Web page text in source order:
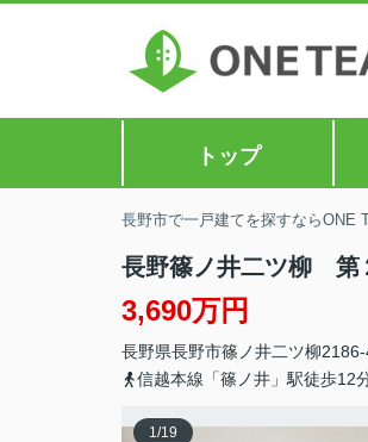
トップ
長野市で一戸建てを探すならONE
長野篠ノ井二ツ柳 第
3,690万円
長野県長野市篠ノ井二ツ柳
信越本線「篠ノ井」駅徒歩12
1/19